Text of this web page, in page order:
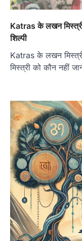
Katras के लखन
शिल्पी
Katras के लखन
मिस्त्री को कौन नहीं